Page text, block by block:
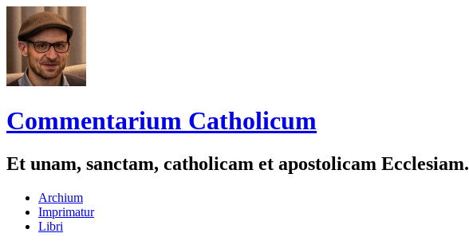
Commentarium Catholicum
Et unam, sanctam, catholicam et apostolicam Ecclesiam.
Zum
Inhalt
springen
Archium
Imprimatur
Libri